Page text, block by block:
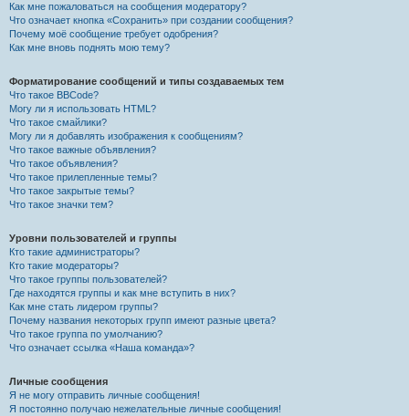
Как мне пожаловаться на сообщения модератору?
Что означает кнопка «Сохранить» при создании сообщения?
Почему моё сообщение требует одобрения?
Как мне вновь поднять мою тему?
Форматирование сообщений и типы создаваемых тем
Что такое BBCode?
Могу ли я использовать HTML?
Что такое смайлики?
Могу ли я добавлять изображения к сообщениям?
Что такое важные объявления?
Что такое объявления?
Что такое прилепленные темы?
Что такое закрытые темы?
Что такое значки тем?
Уровни пользователей и группы
Кто такие администраторы?
Кто такие модераторы?
Что такое группы пользователей?
Где находятся группы и как мне вступить в них?
Как мне стать лидером группы?
Почему названия некоторых групп имеют разные цвета?
Что такое группа по умолчанию?
Что означает ссылка «Наша команда»?
Личные сообщения
Я не могу отправить личные сообщения!
Я постоянно получаю нежелательные личные сообщения!